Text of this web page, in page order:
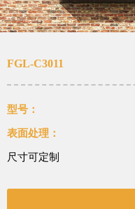
FGL-C3011
型号：
表面处理：
尺寸可定制